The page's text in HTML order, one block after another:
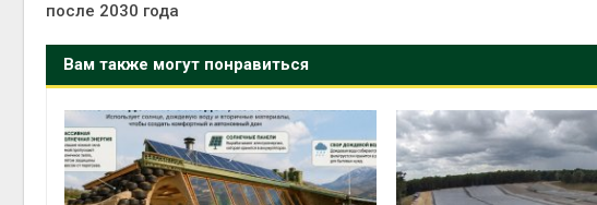
после 2030 года
Вам также могут понравиться